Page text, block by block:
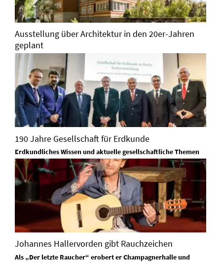
Ausstellung über Architektur in den 20er-Jahren
geplant
190 Jahre Gesellschaft für Erdkunde
Erdkundliches Wissen und aktuelle gesellschaftliche Themen
Johannes Hallervorden gibt Rauchzeichen
Als „Der letzte Raucher“ erobert er Champagnerhalle und